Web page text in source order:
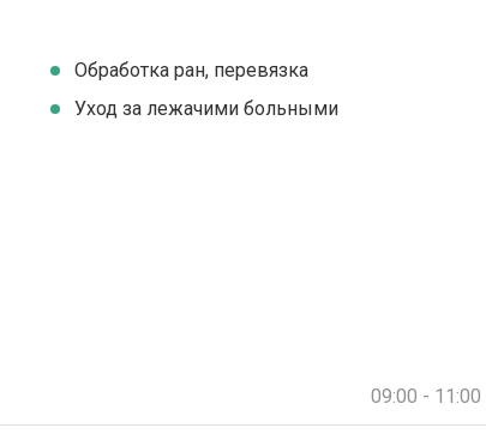
Обработка ран, перевязка
Уход за лежачими больными
09:00 - 11:00